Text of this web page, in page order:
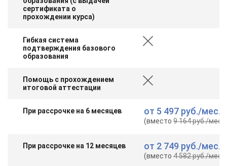
сертификата о
прохождении курса)
Гибкая система
подтверждения базового
образования
Помощь с прохождением
итоговой аттестации
При рассрочке на 6 месяцев от 5 497 руб./мес.
(вместо9 164 руб./мес.
При рассрочке на 12 месяцев от 2 749 руб./мес.
(вместо4 582 руб./мес.